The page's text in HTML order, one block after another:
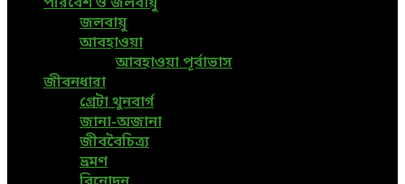
জলবায়ু
আবহাওয়া
আবহাওয়া পূর্বাভাস
জীবনধারা
গ্রেটা থুনবার্গ
জানা-অজানা
জীববৈচিত্র্য
ভ্রমণ